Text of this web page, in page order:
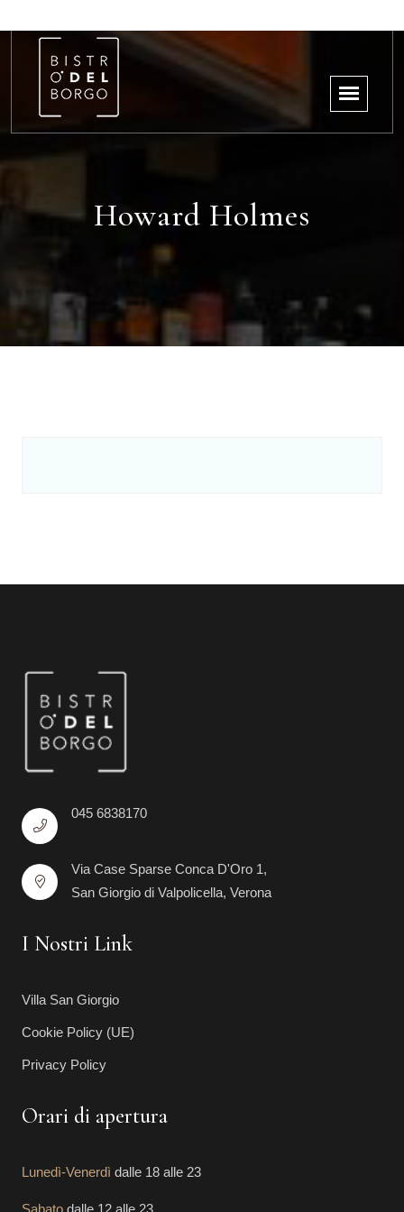
Howard Holmes
045 6838170
Via Case Sparse Conca D'Oro 1,
San Giorgio di Valpolicella, Verona
I Nostri Link
Villa San Giorgio
Cookie Policy (UE)
Privacy Policy
Orari di apertura
Lunedì-Venerdì dalle 18 alle 23